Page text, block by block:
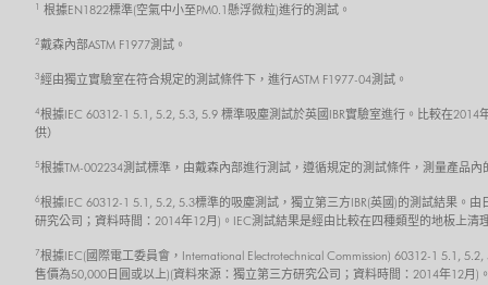
1 根據EN1822標準(空氣中小至PM0.1懸浮微粒)進行的測試。
2戴森內部ASTM F1977測試。
3經由獨立實驗室在符合規定的測試條件下，進行ASTM F1977-04測試。
4根據IEC 60312-1 5.1, 5.2, 5.3, 5.9 標準吸塵測試於英國IBR實驗室進行。比較在
供）
5根據TM-002234測試標準，由戴森內部進行測試，遵循規定的測試條件，測量產品
6根據IEC 60312-1 5.1, 5.2, 5.3標準的吸塵測試，獨立第三方IBR(英國)的測試結果。
研究公司；資料時間：2014年12月)。IEC測試結果是經由比較在四種類型的地板上
7根據IEC(國際電工委員會，International Electrotechnical Commission) 60312-1 5.1,
售價為50,000日圓或以上)(資料來源：獨立第三方研究公司；資料時間：2014年12